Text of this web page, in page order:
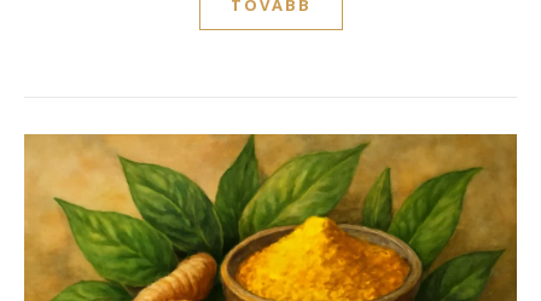
TOVÁBB